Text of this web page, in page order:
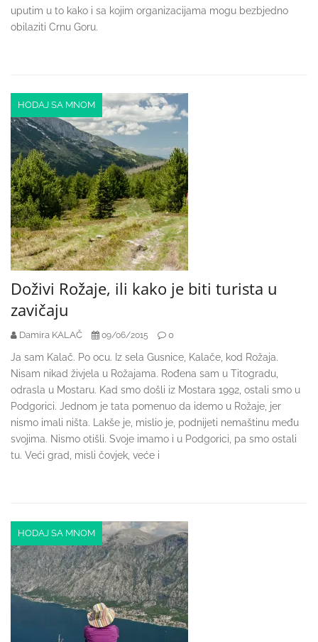
uputim u to kako i sa kojim organizacijama mogu bezbjedno
obilaziti Crnu Goru.
HODAJ SA MNOM
Doživi Rožaje, ili kako je biti turista u
zavičaju
Damira KALAČ 09/06/2015 0
Ja sam Kalač. Po ocu. Iz sela Gusnice, Kalače, kod Rožaja.
Nisam nikad živjela u Rožajama. Rođena sam u Titogradu,
odrasla u Mostaru. Kad smo došli iz Mostara 1992, ostali smo u
Podgorici. Jednom je tata pomenuo da idemo u Rožaje, jer
nismo imali ništa. Lakše je, mislio je, podnijeti nemaštinu među
svojima. Nismo otišli. Svoje imamo i u Podgorici, pa smo ostali
tu. Veći grad, misli čovjek, veće i
HODAJ SA MNOM